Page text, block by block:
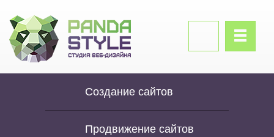
Создание сайтов
Продвижение сайтов